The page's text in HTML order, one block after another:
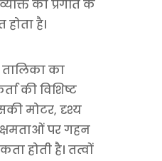
की प्रगति के
है।
तालिका का
की विशिष्ट
मोटर, दृश्य
पर गहन
होती है। तत्वों